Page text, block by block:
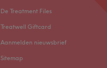
De Treatment Files
Treatwell Giftcard
Aanmelden nieuwsbrief
Sitemap